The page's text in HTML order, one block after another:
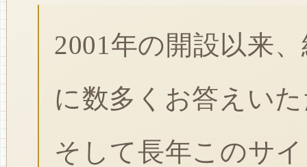
2001年の開設以来
に数多くお答えい
そして長年このサ